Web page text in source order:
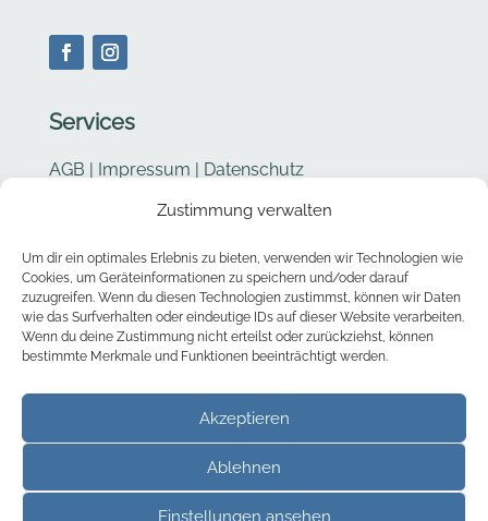
Zustimmung verwalten
Um dir ein optimales Erlebnis zu bieten, verwenden wir Technologien wie
Cookies, um Geräteinformationen zu speichern und/oder darauf
zuzugreifen. Wenn du diesen Technologien zustimmst, können wir Daten
wie das Surfverhalten oder eindeutige IDs auf dieser Website verarbeiten.
Wenn du deine Zustimmung nicht erteilst oder zurückziehst, können
bestimmte Merkmale und Funktionen beeinträchtigt werden.
Akzeptieren
Ablehnen
Einstellungen ansehen
Services
AGB | Impressum | Datenschutz
Cookie Richtlinie
Kontakt
Barbara Stucki
Chouette – Taschen & mehr
Hofstattweg 2
 info@chouette-taschen.ch